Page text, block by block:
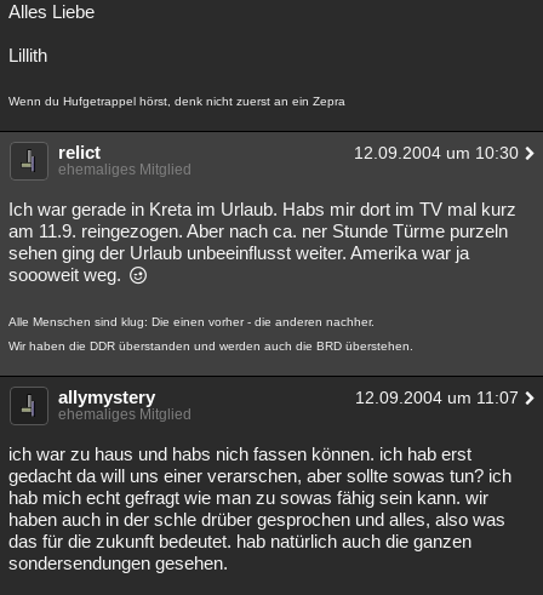
Alles Liebe
Lillith
Wenn du Hufgetrappel hörst, denk nicht zuerst an ein Zepra
relict 12.09.2004 um 10:30
ehemaliges Mitglied
Ich war gerade in Kreta im Urlaub. Habs mir dort im TV mal kurz
am 11.9. reingezogen. Aber nach ca. ner Stunde Türme purzeln
sehen ging der Urlaub unbeeinflusst weiter. Amerika war ja
soooweit weg.
Alle Menschen sind klug: Die einen vorher - die anderen nachher.
Wir haben die DDR überstanden und werden auch die BRD überstehen.
allymystery 12.09.2004 um 11:07
ehemaliges Mitglied
ich war zu haus und habs nich fassen können. ich hab erst
gedacht da will uns einer verarschen, aber sollte sowas tun? ich
hab mich echt gefragt wie man zu sowas fähig sein kann. wir
haben auch in der schle drüber gesprochen und alles, also was
das für die zukunft bedeutet. hab natürlich auch die ganzen
sondersendungen gesehen.